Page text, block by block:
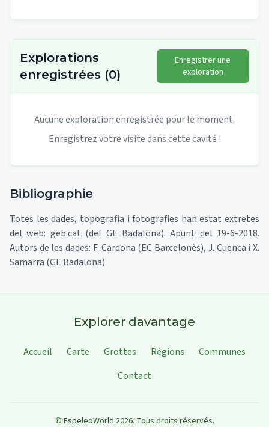
Explorations
enregistrées (0)
Enregistrer une
exploration
Aucune exploration enregistrée pour le moment.
Enregistrez votre visite dans cette cavité !
Bibliographie
Totes les dades, topografia i fotografies han estat extretes
del web: geb.cat (del GE Badalona). Apunt del 19-6-2018.
Autors de les dades: F. Cardona (EC Barcelonès), J. Cuenca i X.
Samarra (GE Badalona)
Explorer davantage
Accueil Carte Grottes Régions
Communes
Contact
© EspeleoWorld 2026. Tous droits réservés.